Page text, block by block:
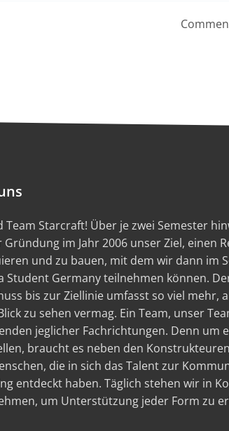
Team Starcraft! Über je zwei Semester
Gründung im Jahr 2006 unser Ziel, einen
und zu bauen, mit dem wir dann im
Student Germany teilnehmen können.
bis zur Ziellinie umfasst so viel mehr,
zu sehen vermag. Ein Team, unser
jeglicher Fachrichtungen. Denn um
braucht es neben den
die in sich das Talent zur
entdeckt haben. Täglich stehen wir in
um Unterstützung jeder Form zu